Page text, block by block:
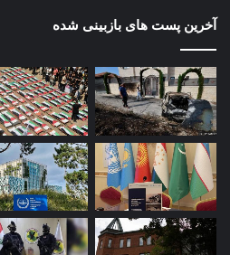
آخرین پست های بازبینی شده